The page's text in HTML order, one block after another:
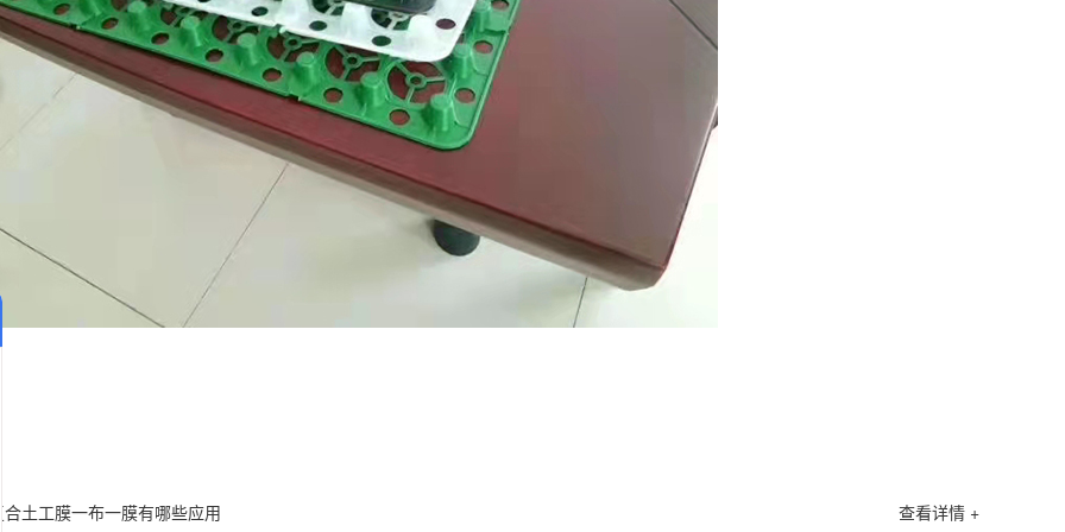
查看详情 +
合土工膜一布一膜有哪些应用